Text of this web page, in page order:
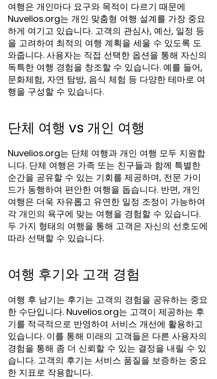
여행은 개인마다 요구와 목적이 다르기 때문에
Nuvelios.org는 개인 맞춤형 여행 설계를 가장 중요
하게 여기고 있습니다. 고객의 관심사, 예산, 일정 등
을 고려하여 최적의 여행 계획을 세울 수 있도록 도
와줍니다. 사용자는 직접 선택한 옵션을 통해 자신의
독특한 여행 경험을 창조할 수 있습니다. 예를 들어,
문화체험, 자연 탐방, 음식 체험 등 다양한 테마로 여
행을 구성할 수 있습니다.
단체 여행 vs 개인 여행
Nuvelios.org는 단체 여행과 개인 여행 모두 지원합
니다. 단체 여행은 가족 또는 친구들과 함께 특별한
순간을 공유할 수 있는 기회를 제공하며, 전문 가이
드가 동행하여 편안한 여행을 돕습니다. 반면, 개인
여행은 더욱 자유롭고 유연한 일정 조정이 가능하여
각 개인의 욕구에 맞는 여행을 경험할 수 있습니다.
두 가지 형태의 여행을 통해 고객은 자신의 선호도에
따라 선택할 수 있습니다.
여행 후기와 고객 경험
여행 후 남기는 후기는 고객의 경험을 공유하는 중요
한 수단입니다. Nuvelios.org는 고객이 제공하는 후
기를 적극적으로 반영하여 서비스 개선에 활용하고
있습니다. 이를 통해 미래의 고객들은 다른 사용자의
경험을 통해 좀 더 신뢰할 수 있는 결정을 내릴 수 있
습니다. 고객의 후기는 서비스 품질을 보증하는 중요
한 지표로 작용합니다.